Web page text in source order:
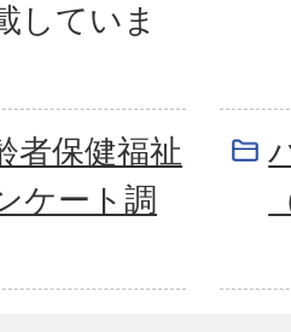
していま
者保健福祉
ケート調